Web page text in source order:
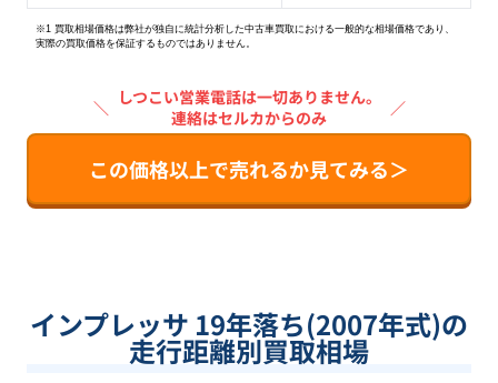
※1 買取相場価格は弊社が独自に統計分析した中古車買取における一般的な相場価格であり、
実際の買取価格を保証するものではありません。
＼ しつこい営業電話は一切ありません。
連絡はセルカからのみ
／
この価格以上で売れるか見てみる＞
インプレッサ 19年落ち(2007年式)の
走行距離別買取相場